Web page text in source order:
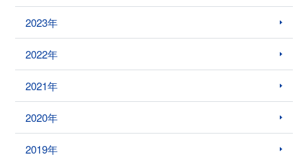
2023年
2022年
2021年
2020年
2019年